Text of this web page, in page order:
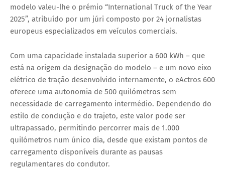
modelo valeu-lhe o prémio “International Truck of the Year
2025”, atribuído por um júri composto por 24 jornalistas
europeus especializados em veículos comerciais.
Com uma capacidade instalada superior a 600 kWh – que
está na origem da designação do modelo – e um novo eixo
elétrico de tração desenvolvido internamente, o eActros 600
oferece uma autonomia de 500 quilómetros sem
necessidade de carregamento intermédio. Dependendo do
estilo de condução e do trajeto, este valor pode ser
ultrapassado, permitindo percorrer mais de 1.000
quilómetros num único dia, desde que existam pontos de
carregamento disponíveis durante as pausas
regulamentares do condutor.